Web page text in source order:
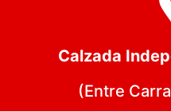
Calzada
(Entre